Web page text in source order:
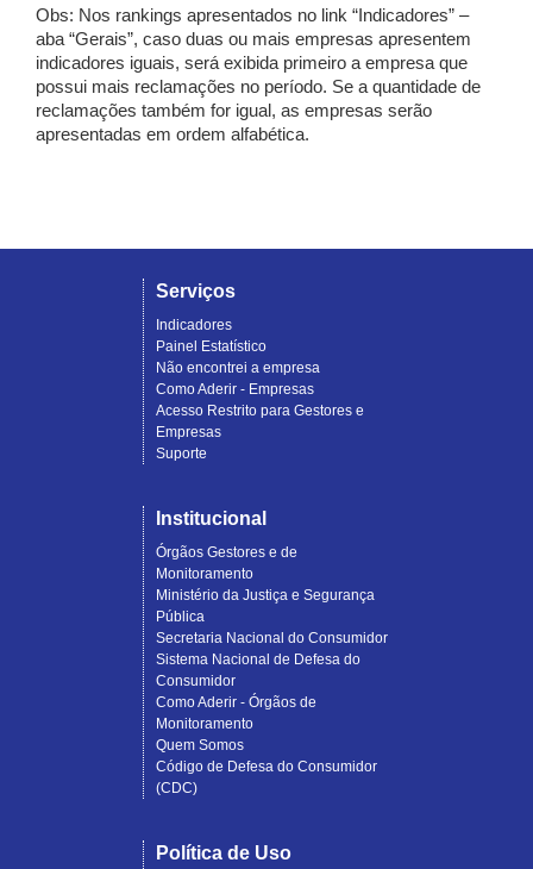
Obs: Nos rankings apresentados no link “Indicadores” –
aba “Gerais”, caso duas ou mais empresas apresentem
indicadores iguais, será exibida primeiro a empresa que
possui mais reclamações no período. Se a quantidade de
reclamações também for igual, as empresas serão
apresentadas em ordem alfabética.
Serviços
Indicadores
Painel Estatístico
Não encontrei a empresa
Como Aderir - Empresas
Acesso Restrito para Gestores e
Empresas
Suporte
Institucional
Órgãos Gestores e de
Monitoramento
Ministério da Justiça e Segurança
Pública
Secretaria Nacional do Consumidor
Sistema Nacional de Defesa do
Consumidor
Como Aderir - Órgãos de
Monitoramento
Quem Somos
Código de Defesa do Consumidor
(CDC)
Política de Uso